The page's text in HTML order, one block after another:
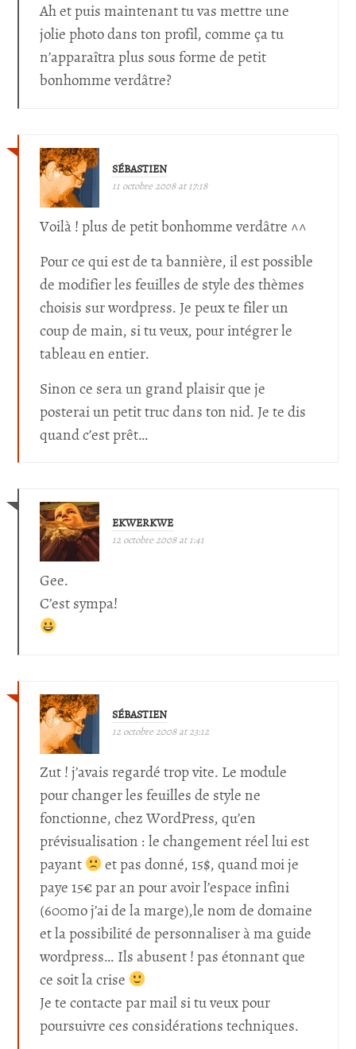
Ah et puis maintenant tu vas mettre une
jolie photo dans ton profil, comme ça tu
n’apparaîtra plus sous forme de petit
bonhomme verdâtre?
SÉBASTIEN
11 octobre 2008 at 17:18
Voilà ! plus de petit bonhomme verdâtre ^^
Pour ce qui est de ta bannière, il est possible
de modifier les feuilles de style des thèmes
choisis sur wordpress. Je peux te filer un
coup de main, si tu veux, pour intégrer le
tableau en entier.
Sinon ce sera un grand plaisir que je
posterai un petit truc dans ton nid. Je te dis
quand c’est prêt…
EKWERKWE
12 octobre 2008 at 1:41
Gee.
C’est sympa!
SÉBASTIEN
12 octobre 2008 at 23:12
Zut ! j’avais regardé trop vite. Le module
pour changer les feuilles de style ne
fonctionne, chez WordPress, qu’en
prévisualisation : le changement réel lui est
payant
et pas donné, 15$, quand moi je
paye 15€ par an pour avoir l’espace infini
(600mo j’ai de la marge),le nom de domaine
et la possibilité de personnaliser à ma guide
wordpress… Ils abusent ! pas étonnant que
ce soit la crise
Je te contacte par mail si tu veux pour
poursuivre ces considérations techniques.